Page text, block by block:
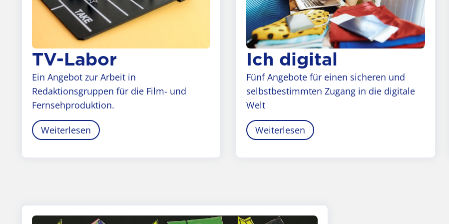
TV-Labor
Ein Angebot zur Arbeit in
Redaktionsgruppen für die Film- und
Fernsehproduktion.
Weiterlesen
Ich digital
Fünf Angebote für einen sicheren und
selbstbestimmten Zugang in die digitale
Welt
Weiterlesen